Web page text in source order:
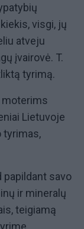
visgi, jų
atveju
įvairovė. T.
tyrimą.
moterims
Lietuvoje
tyrimas,
papildant savo
ir mineralų
teigiamą